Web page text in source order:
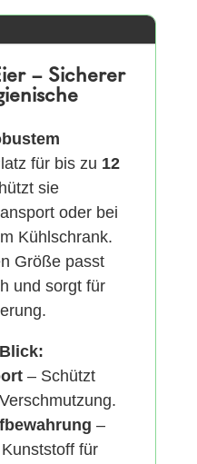
– Sicherer
für bis zu 12
sie
oder bei
Kühlschrank.
Größe passt
und sorgt für
– Schützt
–
für